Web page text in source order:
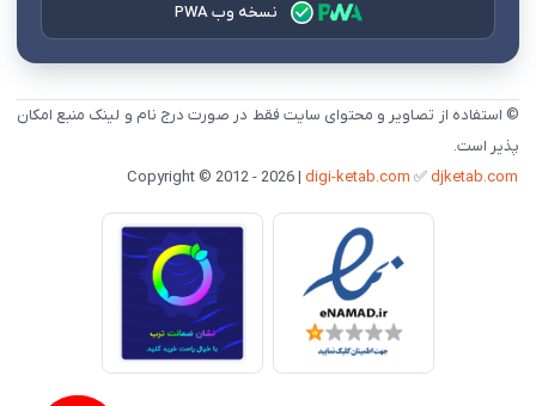
نسخه وب PWA
© استفاده از تصاویر و محتوای سایت فقط در صورت درج نام و لینک منبع امکان
پذیر است.
digi-ketab.com ✅djketab.com